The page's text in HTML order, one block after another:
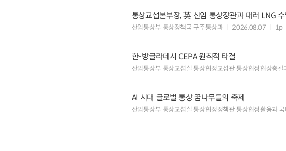
통상교섭본부장, 英 신임 통상장관과 대러 LNG
산업통상부 통상정책국 구주통상과 2026.08.07 1p
한-방글라데시 CEPA 원칙적 타결
산업통상부 통상교섭실 통상협정교섭관 통상협정협상총괄
AI 시대 글로벌 통상 꿈나무들의 축제
산업통상부 통상교섭실 통상협정정책관 통상협정활용과